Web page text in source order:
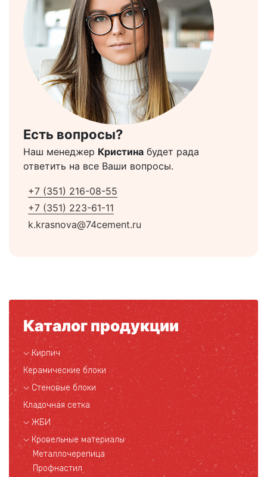
Есть вопросы?
Наш менеджер Кристина будет рада
ответить на все Ваши вопросы.
+7 (351) 216-08-55
+7 (351) 223-61-11
k.krasnova@74cement.ru
Каталог продукции
Кирпич
Керамические блоки
Стеновые блоки
Кладочная сетка
ЖБИ
Кровельные материалы
Металлочерепица
Профнастил